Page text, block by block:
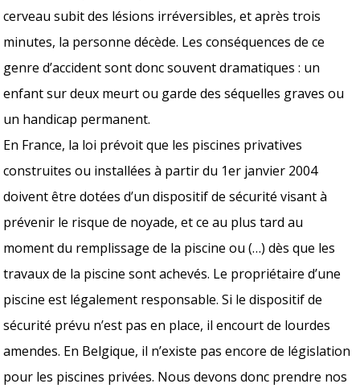
cerveau subit des lésions irréversibles, et après trois
minutes, la personne décède. Les conséquences de ce
genre d’accident sont donc souvent dramatiques : un
enfant sur deux meurt ou garde des séquelles graves ou
un handicap permanent.
En France, la loi prévoit que les piscines privatives
construites ou installées à partir du 1er janvier 2004
doivent être dotées d’un dispositif de sécurité visant à
prévenir le risque de noyade, et ce au plus tard au
moment du remplissage de la piscine ou (…) dès que les
travaux de la piscine sont achevés. Le propriétaire d’une
piscine est légalement responsable. Si le dispositif de
sécurité prévu n’est pas en place, il encourt de lourdes
amendes. En Belgique, il n’existe pas encore de législation
pour les piscines privées. Nous devons donc prendre nos